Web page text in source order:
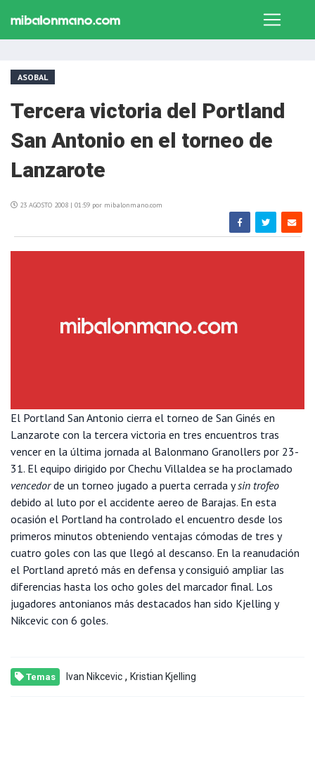
ASOBAL
Tercera victoria del Portland
San Antonio en el torneo de
Lanzarote
23 AGOSTO 2008 | 01:59 por mibalonmano.com
El Portland San Antonio cierra el torneo de San Ginés en
Lanzarote con la tercera victoria en tres encuentros tras
vencer en la última jornada al Balonmano Granollers por 23-
31. El equipo dirigido por Chechu Villaldea se ha proclamado
vencedorde un torneo jugado a puerta cerrada ysin trofeo
debido al luto por el accidente aereo de Barajas. En esta
ocasión el Portland ha controlado el encuentro desde los
primeros minutos obteniendo ventajas cómodas de tres y
cuatro goles con las que llegó al descanso. En la reanudación
el Portland apretó más en defensa y consiguió ampliar las
diferencias hasta los ocho goles del marcador final. Los
jugadores antonianos más destacados han sido Kjelling y
Nikcevic con 6 goles.
Temas Ivan Nikcevic , Kristian Kjelling